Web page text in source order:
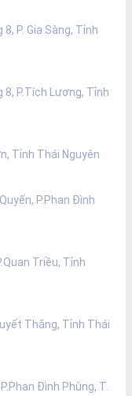
P. Gia Sàng, Tỉnh
8, P.Tích Lương, Tỉnh
Tỉnh Thái Nguyên
P.Phan Đình
Triều, Tỉnh
Thắng, Tỉnh Thái
Đình Phùng, T.